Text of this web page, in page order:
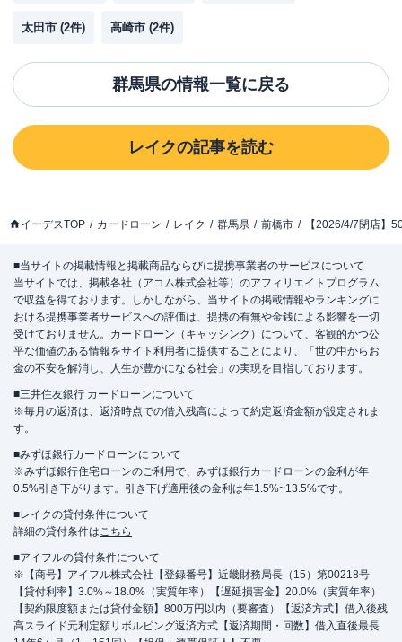
太田市 (2件) 高崎市 (2件)
群馬県の情報一覧に戻る
レイクの記事を読む
イーデスTOP カードローン レイク 群馬県 前橋市 【2026/4/7閉店】
■当サイトの掲載情報と掲載商品ならびに提携事業者のサービスについて
当サイトでは、掲載各社（アコム株式会社等）のアフィリエイトプログラム
で収益を得ております。しかしながら、当サイトの掲載情報やランキングに
おける提携事業者サービスへの評価は、提携の有無や金銭による影響を一切
受けておりません。カードローン（キャッシング）について、客観的かつ公
平な価値のある情報をサイト利用者に提供することにより、「世の中からお
金の不安を解消し、人生が豊かになる社会」の実現を目指しております。
■三井住友銀行 カードローンについて
※毎月の返済は、返済時点での借入残高によって約定返済金額が設定されま
す。
■みずほ銀行カードローンについて
※みずほ銀行住宅ローンのご利用で、みずほ銀行カードローンの金利が年
0.5%引き下がります。引き下げ適用後の金利は年1.5%~13.5%です。
■レイクの貸付条件について
詳細の貸付条件はこちら
■アイフルの貸付条件について
※【商号】アイフル株式会社【登録番号】近畿財務局長（15）第00218号
【貸付利率】3.0%～18.0%（実質年率）【遅延損害金】20.0%（実質年率）
【契約限度額または貸付金額】800万円以内（要審査）【返済方式】借入後残
高スライド元利定額リボルビング返済方式【返済期間・回数】借入直後最長